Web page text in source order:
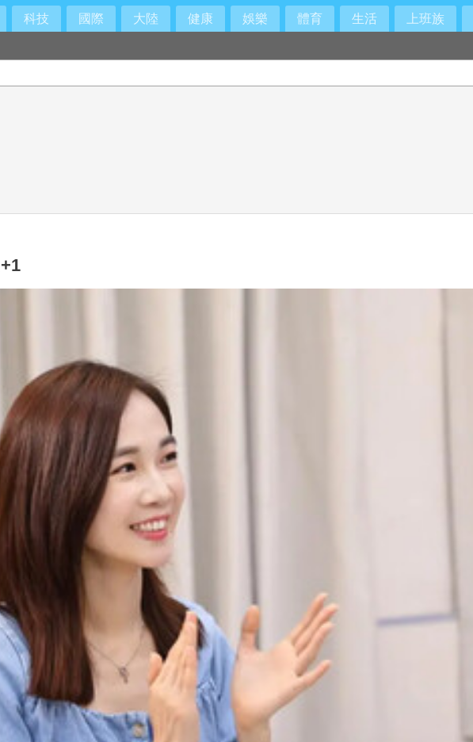
科技 國際 大陸 健康 娛樂 體育 生活 上班族